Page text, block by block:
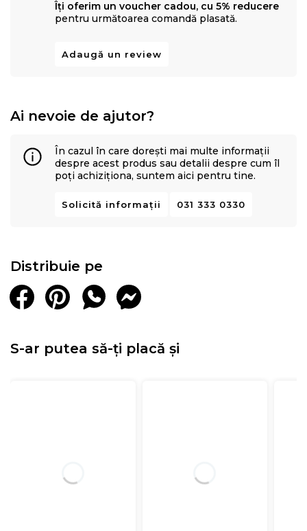
Îți oferim un voucher cadou, cu 5% reducere
pentru următoarea comandă plasată.
Adaugă un review
Ai nevoie de ajutor?
În cazul în care dorești mai multe informații
despre acest produs sau detalii despre cum îl
poți achiziționa, suntem aici pentru tine.
Solicită informații 031 333 0330
Distribuie pe
S-ar putea să-ți placă și